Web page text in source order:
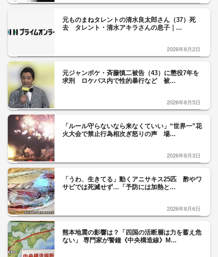
元ものまねタレントの清水良太郎さん（37）死
去 タレント・清水アキラさんの息子｜...
2026年8月2日
元ジャンポケ・斉藤慎二被告（43）に懲役7年を
求刑 ロケバス内で性的暴行など 被...
2026年8月5日
「ルール守らないなら来なくていい」“世界一”花
火大会で禁止行為相次ぎ怒りの声 場...
2026年8月3日
「うわ、生きてる」動くアニサキス25匹 酢やワ
サビでは死滅せず…「予防には加熱と...
2026年8月6日
熊本地震の影響は？「四国の活断層は力を蓄え危
ない」 専門家が警鐘《中央構造線》M...